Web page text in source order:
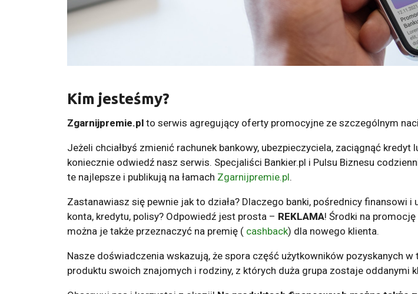
Kim jesteśmy?
Zgarnijpremie.pl to serwis agregujący oferty promocyjne ze szczególnym
Jeżeli chciałbyś zmienić rachunek bankowy, ubezpieczyciela, zaciągnąć kredyt
koniecznie odwiedź nasz serwis. Specjaliści Bankier.pl i Pulsu Biznesu
te najlepsze i publikują na łamach Zgarnijpremie.pl.
Zastanawiasz się pewnie jak to działa? Dlaczego banki, pośrednicy finansowi
konta, kredytu, polisy? Odpowiedź jest prosta – REKLAMA! Środki na
można je także przeznaczyć na premię ( cashback) dla nowego klienta.
Nasze doświadczenia wskazują, że spora część użytkowników pozyskanych
produktu swoich znajomych i rodziny, z których duża grupa zostaje oddanymi